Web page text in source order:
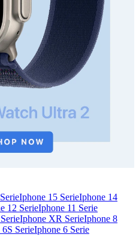
Iphone 15 SerieIphone 14
12 SerieIphone 11 Serie
Iphone XR SerieIphone 8
SerieIphone 6 Serie